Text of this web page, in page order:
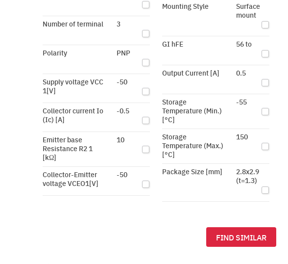
Number of terminal 3
Polarity PNP
Supply voltage VCC
1[V]
-50
Collector current Io
(Ic) [A]
-0.5
Emitter base
Resistance R2 1
[kΩ]
10
Collector-Emitter
voltage VCEO1[V]
-50
Mounting Style
Surface
mount
GI hFE 56 to
Output Current [A] 0.5
Storage
Temperature (Min.)
[°C]
-55
Storage
Temperature (Max.)
[°C]
150
Package Size [mm]
2.8x2.9
(t=1.3)
FIND SIMILAR